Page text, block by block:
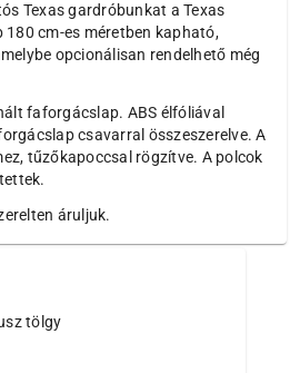
Texas gardróbunkat a Texas
180 cm-es méretben kapható,
opcionálisan rendelhető még
faforgácslap. ABS élfóliával
csavarral összeszerelve. A
tűzőkapoccsal rögzítve. A polcok
áruljuk.
tölgy